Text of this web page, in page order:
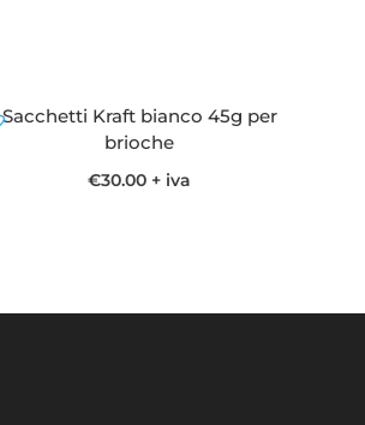
Sacchetti Kraft bianco 45g per
brioche
€30.00 + iva